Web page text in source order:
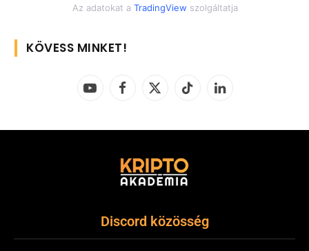
Az adatokat a TradingView szolgáltatja
KÖVESS MINKET!
YouTubeFacebook
X
TikTok LinkedIn
Discord közösség